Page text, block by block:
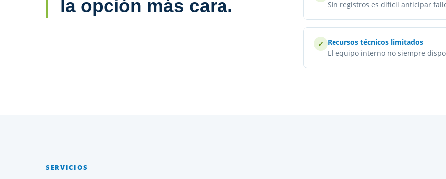
la opción más cara.
Sin registros es difícil anticipar
Recursos técnicos limitados
El equipo interno no siempre
SERVICIOS